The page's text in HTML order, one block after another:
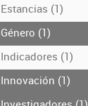
Estancias (1)
Género (1)
Indicadores (1)
Innovación (1)